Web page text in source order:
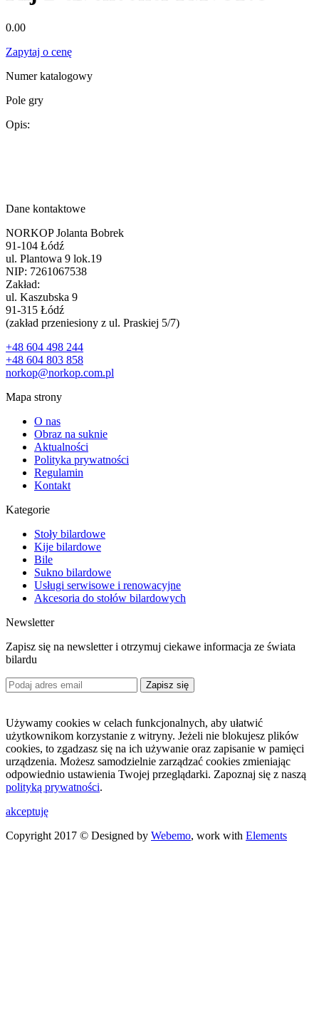
0.00
Zapytaj o cenę
Numer katalogowy
Pole gry
Opis:
Dane kontaktowe
NORKOP Jolanta Bobrek
91-104 Łódź
ul. Plantowa 9 lok.19
NIP: 7261067538
Zakład:
ul. Kaszubska 9
91-315 Łódź
(zakład przeniesiony z ul. Praskiej 5/7)
+48 604 498 244
+48 604 803 858
norkop@norkop.com.pl
Mapa strony
O nas
Obraz na suknie
Aktualności
Polityka prywatności
Regulamin
Kontakt
Kategorie
Stoły bilardowe
Kije bilardowe
Bile
Sukno bilardowe
Usługi serwisowe i renowacyjne
Akcesoria do stołów bilardowych
Newsletter
Zapisz się na newsletter i otrzymuj ciekawe informacja ze świata
bilardu
Zapisz się
Używamy cookies w celach funkcjonalnych, aby ułatwić
użytkownikom korzystanie z witryny. Jeżeli nie blokujesz plików
cookies, to zgadzasz się na ich używanie oraz zapisanie w pamięci
urządzenia. Możesz samodzielnie zarządzać cookies zmieniając
odpowiednio ustawienia Twojej przeglądarki. Zapoznaj się z naszą
polityką prywatności.
akceptuję
Copyright 2017 © Designed by Webemo, work with Elements